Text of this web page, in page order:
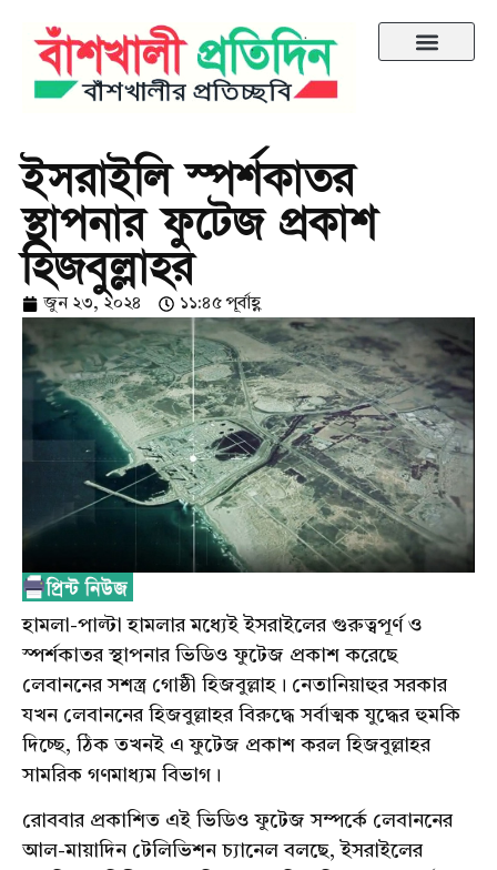
ইসরাইলি স্পর্শকাতর
স্থাপনার ফুটেজ প্রকাশ
হিজবুল্লাহর
জুন ২৩, ২০২৪ ১১:৪৫ পূর্বাহ্ণ
হামলা-পাল্টা হামলার মধ্যেই ইসরাইলের গুরুত্বপূর্ণ ও
স্পর্শকাতর স্থাপনার ভিডিও ফুটেজ প্রকাশ করেছে
লেবাননের সশস্ত্র গোষ্ঠী হিজবুল্লাহ। নেতানিয়াহুর সরকার
যখন লেবাননের হিজবুল্লাহর বিরুদ্ধে সর্বাত্মক যুদ্ধের হুমকি
দিচ্ছে, ঠিক তখনই এ ফুটেজ প্রকাশ করল হিজবুল্লাহর
সামরিক গণমাধ্যম বিভাগ।
রোববার প্রকাশিত এই ভিডিও ফুটেজ সম্পর্কে লেবাননের
আল-মায়াদিন টেলিভিশন চ্যানেল বলছে, ইসরাইলের